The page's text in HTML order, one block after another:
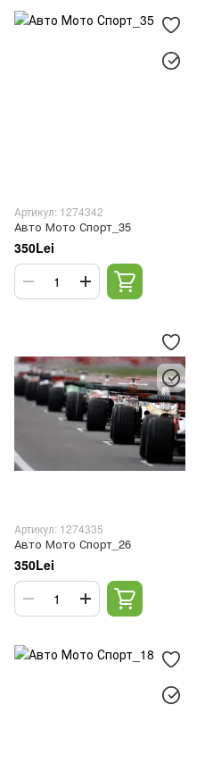
Артикул: 1274342
Авто Мото Спорт_35
350Lei
Артикул: 1274335
Авто Мото Спорт_26
350Lei